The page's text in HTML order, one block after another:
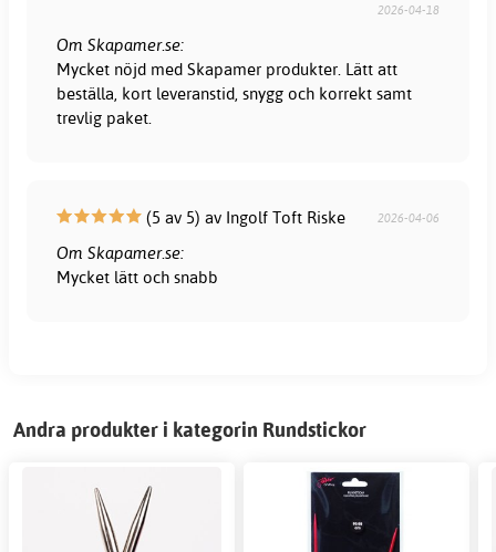
2026-04-18
Om Skapamer.se:
Mycket nöjd med Skapamer produkter. Lätt att
beställa, kort leveranstid, snygg och korrekt samt
trevlig paket.
(5 av 5) av Ingolf Toft Riske 2026-04-06
Om Skapamer.se:
Mycket lätt och snabb
Andra produkter i kategorin Rundstickor